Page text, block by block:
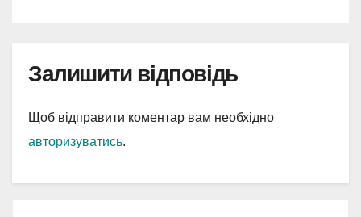
Залишити відповідь
Щоб відправити коментар вам необхідно
авторизуватись.